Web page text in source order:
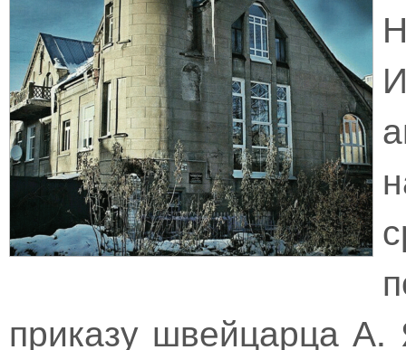
приказу швейцарца А.